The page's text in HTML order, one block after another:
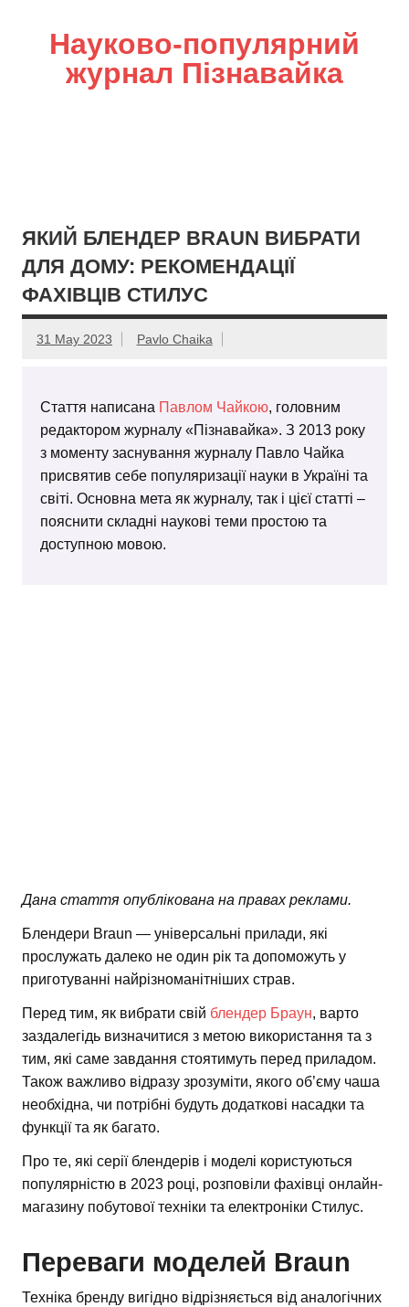
Науково-популярний
журнал Пізнавайка
ЯКИЙ БЛЕНДЕР BRAUN ВИБРАТИ
ДЛЯ ДОМУ: РЕКОМЕНДАЦІЇ
ФАХІВЦІВ СТИЛУС
31 May 2023 Pavlo Chaika
Стаття написана Павлом Чайкою, головним
редактором журналу «Пізнавайка». З 2013 року
з моменту заснування журналу Павло Чайка
присвятив себе популяризації науки в Україні та
світі. Основна мета як журналу, так і цієї статті –
пояснити складні наукові теми простою та
доступною мовою.
Дана стаття опублікована на правах реклами.
Блендери Braun — універсальні прилади, які
прослужать далеко не один рік та допоможуть у
приготуванні найрізноманітніших страв.
Перед тим, як вибрати свій блендер Браун, варто
заздалегідь визначитися з метою використання та з
тим, які саме завдання стоятимуть перед приладом.
Також важливо відразу зрозуміти, якого об’єму чаша
необхідна, чи потрібні будуть додаткові насадки та
функції та як багато.
Про те, які серії блендерів і моделі користуються
популярністю в 2023 році, розповіли фахівці онлайн-
магазину побутової техніки та електроніки Стилус.
Переваги моделей Braun
Техніка бренду вигідно відрізняється від аналогічних